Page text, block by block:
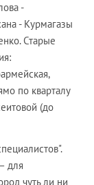
-
- Курмагазы
Старые
по кварталу
(до
для
чуть ли ни